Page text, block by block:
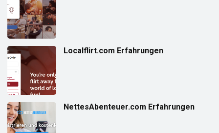
Localflirt.com Erfahrungen
NettesAbenteuer.com Erfahrungen